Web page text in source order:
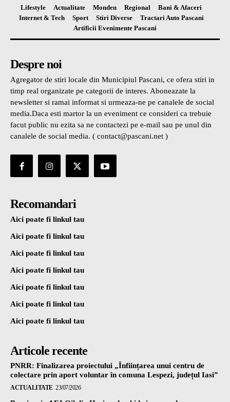
Lifestyle Actualitate Monden Regional
Bani & Afaceri
Internet & Tech
Sport Stiri Diverse
Tractari Auto Pascani
Artificii Evenimente Pascani
Despre noi
Agregator de stiri locale din Municipiul Pascani, ce ofera stiri in
timp real organizate pe categorii de interes. Aboneazate la
newsletter si ramai informat si urmeaza-ne pe canalele de social
media.Daca esti martor la un eveniment ce consideri ca trebuie
facut public nu ezita sa ne contactezi pe e-mail sau pe unul din
canalele de social media. ( contact@pascani.net )
Recomandari
Aici poate fi linkul tau
Aici poate fi linkul tau
Aici poate fi linkul tau
Aici poate fi linkul tau
Aici poate fi linkul tau
Aici poate fi linkul tau
Aici poate fi linkul tau
Articole recente
PNRR: Finalizarea proiectului „Înființarea unui centru de
colectare prin aport voluntar în comuna Lespezi, județul Iasi”
ACTUALITATE 23/07/2026